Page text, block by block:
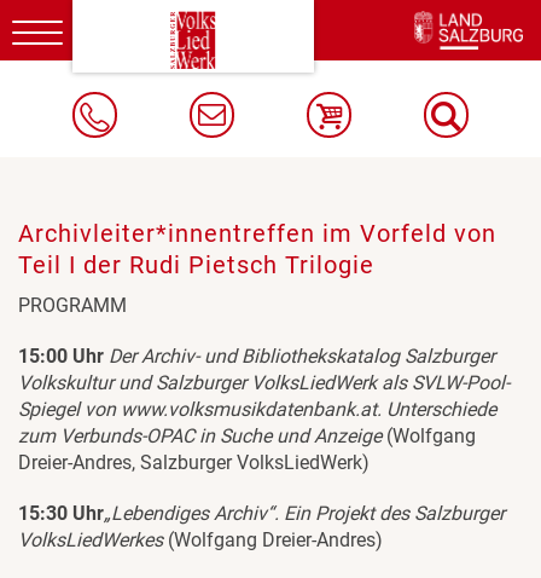
Toggle
navigation
Archivleiter*innentreffen im Vorfeld von
Teil I der Rudi Pietsch Trilogie
PROGRAMM
15:00 Uhr Der Archiv- und Bibliothekskatalog Salzburger
Volkskultur und Salzburger VolksLiedWerk als SVLW-Pool-
Spiegel von www.volksmusikdatenbank.at. Unterschiede
zum Verbunds-OPAC in Suche und Anzeige(Wolfgang
Dreier-Andres, Salzburger VolksLiedWerk)
15:30 Uhr„Lebendiges Archiv“. Ein Projekt des Salzburger
VolksLiedWerkes(Wolfgang Dreier-Andres)